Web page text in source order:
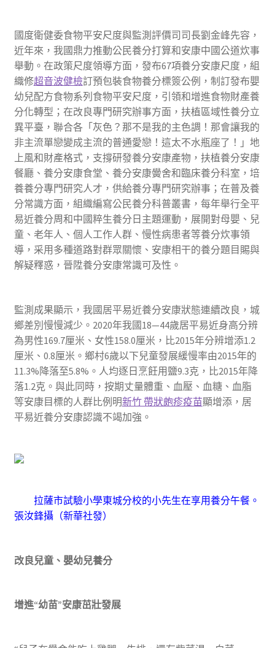
國度衛健委食物平安尺度與監測評價司司長劉金峰先容，
近年來，我國鼎力推動公民養分打算和安康中國公道炊事
舉動。在政策尺度領導方面，發布67項養分安康尺度，組
織修超音波健檢訂預包裝食物養分標簽公例，制訂發布嬰
幼兒配方食物系列食物平安尺度，引領和增進食物財產養
分化轉型；在改良專門研究辦事方面，扶植區域性養分立
異平臺，聯合各「灰色？那不是我的主色調！那會讓我的
非主流單戀變成主流的普通愛戀！這太不水瓶座了！」地
上風和財產格式，支撐研發養分安康產物，扶植養分安康
餐廳、養分安康食堂、養分安康黌舍和臨床養分科室，培
養養分專門研究人才，供給養分專門研究辦事；在普及養
分常識方面，組織編寫公民養分科普叢書，每年舉行全平
易近養分周和中國粹生養分日主題運動，展開對母嬰、兒
童、老年人、個人工作人群、慢性病患者等養分炊事領
導，采用多種道路對群眾關懷、安康相干的養分題目賜與
解疑釋惑，晉陞養分安康常識可及性。
監測成果顯示，我國居平易近養分安康狀態連續改良，城
鄉差別慢慢減少。2020年我國18—44歲居平易近身高分辨
為男性169.7厘米、女性158.0厘米，比2015年分辨增添1.2
厘米、0.8厘米。鄉村6歲以下兒童發展緩慢率由2015年的
11.3%降落至5.8%。人均逐日烹飪用鹽9.3克，比2015年降
落1.2克。與此同時，按期丈量體重、血壓、血糖、血脂
等安康目標的人群比例明新竹 帶狀皰疹疫苗顯增添，居
平易近養分安康認識不竭加強。
拉薩市試驗小學東城分校的小先生在享用養分午餐。
張汝鋒攝（新華社發）
改良兒童、嬰幼兒養分
增進“幼苗”安康茁壯發展